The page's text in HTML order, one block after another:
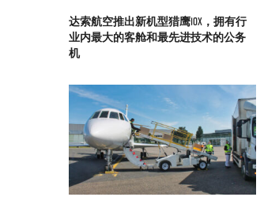
达索航空推出新机型猎鹰10X，拥有行
业内最大的客舱和最先进技术的公务
机